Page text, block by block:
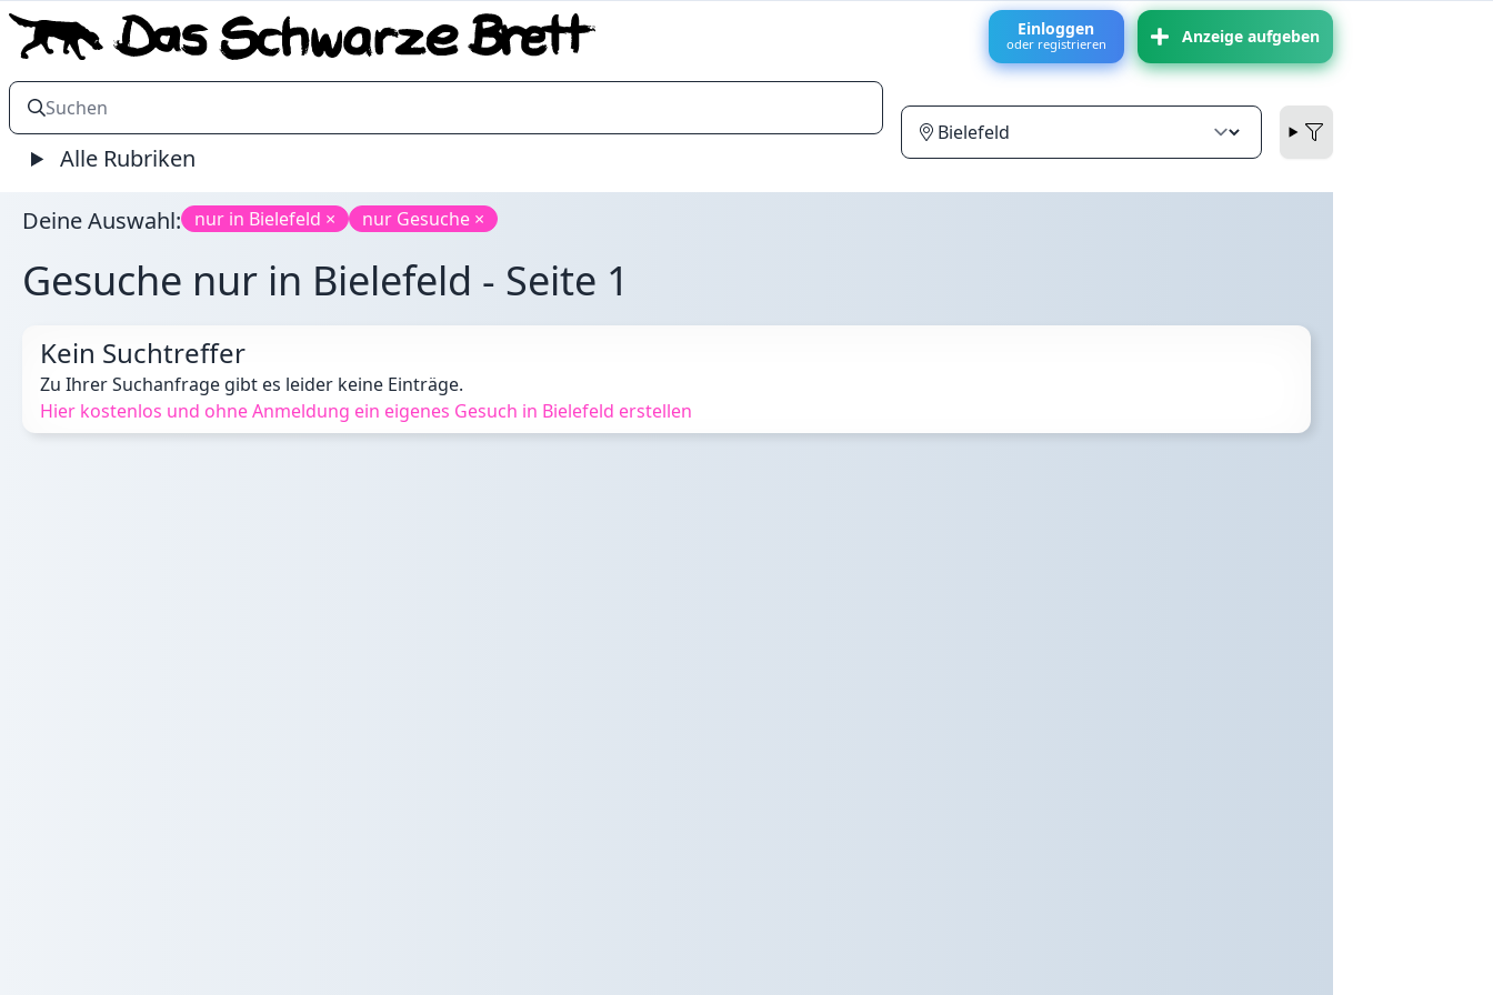
Einloggen
oder registrieren Anzeige aufgeben
Alle Rubriken
Deine Auswahl: nur in Bielefeld × nur Gesuche ×
Gesuche nur in Bielefeld - Seite 1
Kein Suchtreffer
Zu Ihrer Suchanfrage gibt es leider keine Einträge.
Hier kostenlos und ohne Anmeldung ein eigenes Gesuch in Bielefeld erstellen